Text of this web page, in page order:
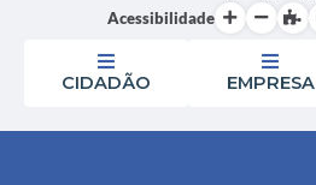
Acessibilidade
CIDADÃO EMPRESA